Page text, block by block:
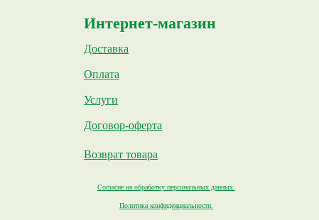
Интернет-магазин
Доставка
Оплата
Услуги
Договор-оферта
Возврат товара
Согласие на обработку персональных данных.
Политика конфиденциальности.